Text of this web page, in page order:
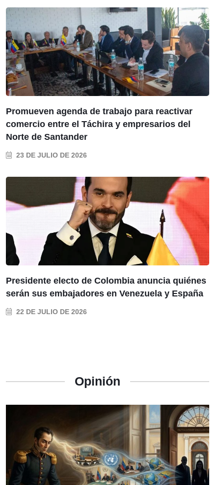
Promueven agenda de trabajo para reactivar
comercio entre el Táchira y empresarios del
Norte de Santander
23 DE JULIO DE 2026
Presidente electo de Colombia anuncia quiénes
serán sus embajadores en Venezuela y España
22 DE JULIO DE 2026
Opinión